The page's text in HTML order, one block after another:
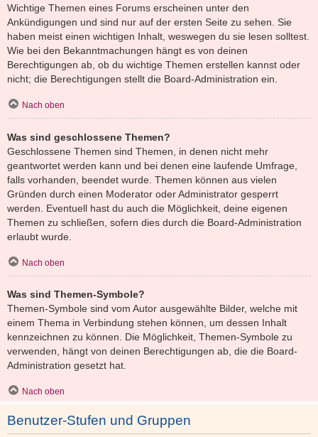
Wichtige Themen eines Forums erscheinen unter den
Ankündigungen und sind nur auf der ersten Seite zu sehen. Sie
haben meist einen wichtigen Inhalt, weswegen du sie lesen solltest.
Wie bei den Bekanntmachungen hängt es von deinen
Berechtigungen ab, ob du wichtige Themen erstellen kannst oder
nicht; die Berechtigungen stellt die Board-Administration ein.
Nach oben
Was sind geschlossene Themen?
Geschlossene Themen sind Themen, in denen nicht mehr
geantwortet werden kann und bei denen eine laufende Umfrage,
falls vorhanden, beendet wurde. Themen können aus vielen
Gründen durch einen Moderator oder Administrator gesperrt
werden. Eventuell hast du auch die Möglichkeit, deine eigenen
Themen zu schließen, sofern dies durch die Board-Administration
erlaubt wurde.
Nach oben
Was sind Themen-Symbole?
Themen-Symbole sind vom Autor ausgewählte Bilder, welche mit
einem Thema in Verbindung stehen können, um dessen Inhalt
kennzeichnen zu können. Die Möglichkeit, Themen-Symbole zu
verwenden, hängt von deinen Berechtigungen ab, die die Board-
Administration gesetzt hat.
Nach oben
Benutzer-Stufen und Gruppen